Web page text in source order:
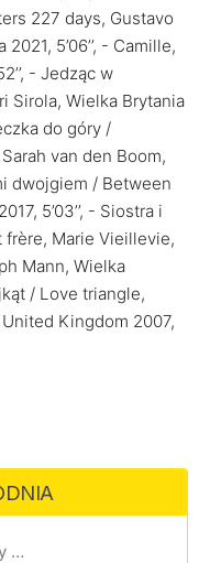
227 days, Gustavo
5’06’’, - Camille,
- Jedząc w
Sirola, Wielka Brytania
do góry /
van den Boom,
dwojgiem / Between
5’03’’, - Siostra i
Marie Vieillevie,
Mann, Wielka
/ Love triangle,
Kingdom 2007,
Spider-Man. Całkiem nowy dzień